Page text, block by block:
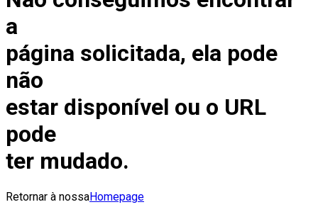
a
página solicitada, ela pode
não
estar disponível ou o URL
pode
ter mudado.
Retornar à nossaHomepage